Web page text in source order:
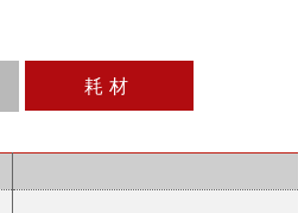
反向 缩放
耗材